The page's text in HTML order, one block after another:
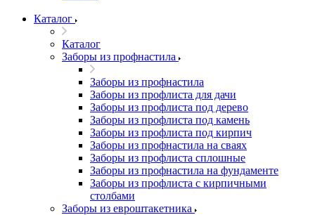
Каталог
Каталог
Заборы из профнастила
Заборы из профнастила
Заборы из профлиста для дачи
Заборы из профлиста под дерево
Заборы из профлиста под камень
Заборы из профлиста под кирпич
Заборы из профнастила на сваях
Заборы из профлиста сплошные
Заборы из профнастила на фундаменте
Заборы из профлиста с кирпичными
столбами
Заборы из евроштакетника